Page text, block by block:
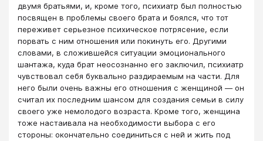
двумя братьями, и, кроме того, психиатр был полностью
посвящен в проблемы своего брата и боялся, что тот
переживет серьезное психическое потрясение, если
порвать с ним отношения или покинуть его. Другими
словами, в сложившейся ситуации эмоционального
шантажа, куда брат неосознанно его заключил, психиатр
чувствовал себя буквально раздираемым на части. Для
него были очень важны его отношения с женщиной — он
считал их последним шансом для создания семьи в силу
своего уже немолодого возраста. Кроме того, женщина
тоже настаивала на необходимости выбора с его
стороны: окончательно соединиться с ней и жить под